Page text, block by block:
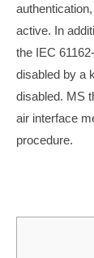
active. In
the IEC
disabled by a
disabled. MS
air interface
procedure.